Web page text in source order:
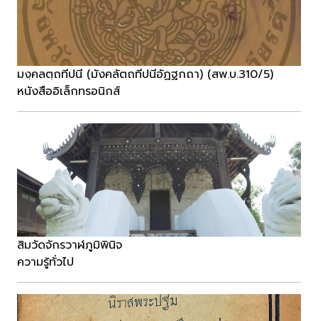
มงฺคลตฺถทีปนี (มังคลัตถทีปนีอัฏฐกถา) (สพ.บ.310/5)
หนังสืออิเล็กทรอนิกส์
สิมวัดจักรวาฬภูมิพินิจ
ความรู้ทั่วไป